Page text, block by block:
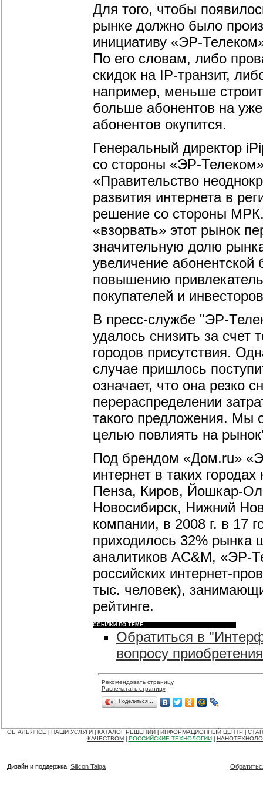
Для того, чтобы
рынке должно было
инициативу «ЭР-
По его словам, либо
скидок на IP-транзит,
например, меньше
больше абонентов на
абонентов окупится.
Генеральный директор
со стороны «ЭР-
«Правительство
развития интернета в
решение со стороны
«взорвать» этот рынок
значительную долю
увеличение
повышению
покупателей и
В пресс-службе "ЭР-
удалось снизить за счет
городов присутствия.
случае пришлось
означает, что она резко
перераспределении
такого предложения. Мы
целью повлиять на
Под брендом «Дом.ru»
интернет в таких
Пенза, Киров, Йошкар-
Новосибирск, Нижний
компании, в 2008 г. в 17
приходилось 32% рынка
аналитиков AC&M, «ЭР-
российских интернет-
тыс. человек),
рейтинге.
ССЫЛКИ ПО ТЕМЕ:
Обратиться в
вопросу
Рекомендовать страницу
Распечатать страницу
Поделиться…
ОБ АЛЬЯНСЕ НАШИ УСЛУГИ КАТАЛОГ РЕШЕНИЙ ИНФОРМАЦИОННЫЙ ЦЕНТР
КАЧЕСТВОМ
РОССИЙСКИЕ ТЕХНОЛОГИИ
Дизайн и поддержка: Silicon Taiga